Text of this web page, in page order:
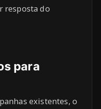
resposta do
para
existentes, o